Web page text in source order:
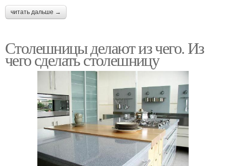
читать дальше →
Столешницы делают из чего. Из
чего сделать столешницу